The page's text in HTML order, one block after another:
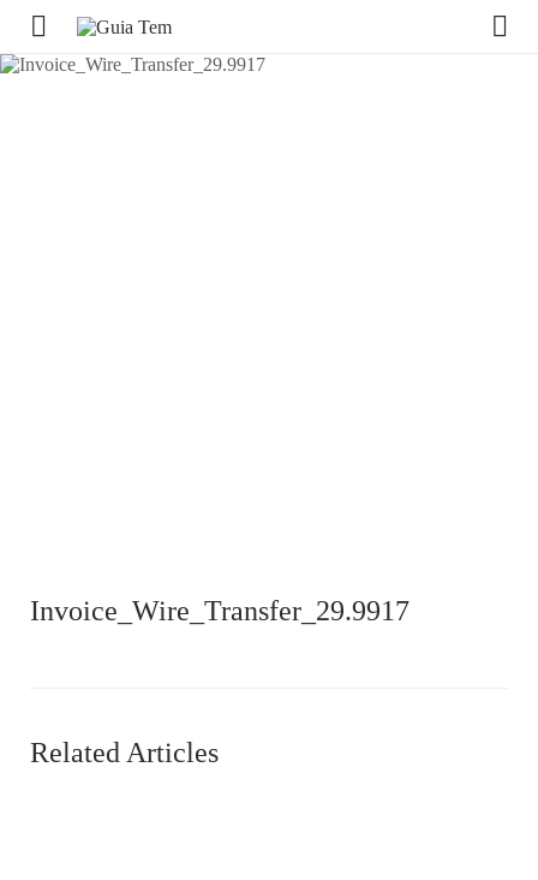
Invoice_Wire_Transfer_29.9917
Related Articles